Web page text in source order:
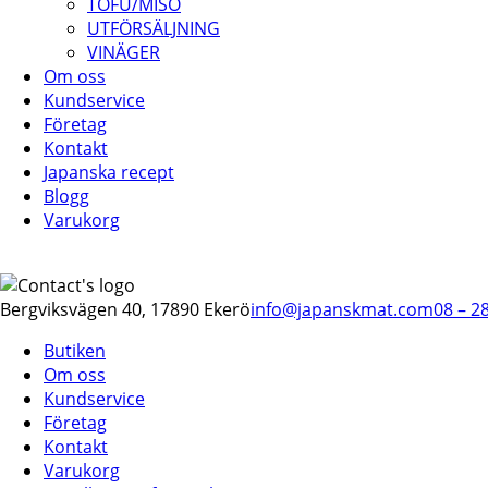
UTFÖRSÄLJNING
VINÄGER
Om oss
Kundservice
Företag
Kontakt
Japanska recept
Blogg
Varukorg
Bergviksvägen 40, 17890 Ekeröinfo@japanskmat.com08 –
Butiken
Om oss
Kundservice
Företag
Kontakt
Varukorg